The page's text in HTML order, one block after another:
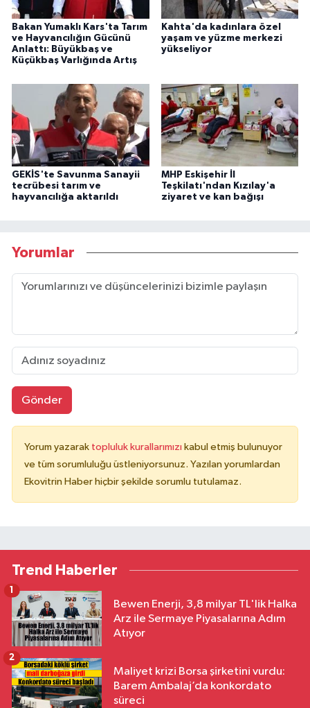
Bakan Yumaklı Kars'ta Tarım
ve Hayvancılığın Gücünü
Anlattı: Büyükbaş ve
Küçükbaş Varlığında Artış
Kahta'da kadınlara özel
yaşam ve yüzme merkezi
yükseliyor
GEKİS'te Savunma Sanayii
tecrübesi tarım ve
hayvancılığa aktarıldı
MHP Eskişehir İl
Teşkilatı'ndan Kızılay'a
ziyaret ve kan bağışı
Yorumlar
Gönder
Yorum yazarak topluluk kurallarımızı kabul etmiş bulunuyor
ve tüm sorumluluğu üstleniyorsunuz. Yazılan yorumlardan
Ekovitrin Haber hiçbir şekilde sorumlu tutulamaz.
Trend Haberler
Bewen Enerji, 3,8 milyar TL'lik Halka
Arz ile Sermaye Piyasalarına Adım
Atıyor
1
Maliyet krizi Borsa şirketini vurdu:
Barem Ambalaj’da konkordato
süreci
2